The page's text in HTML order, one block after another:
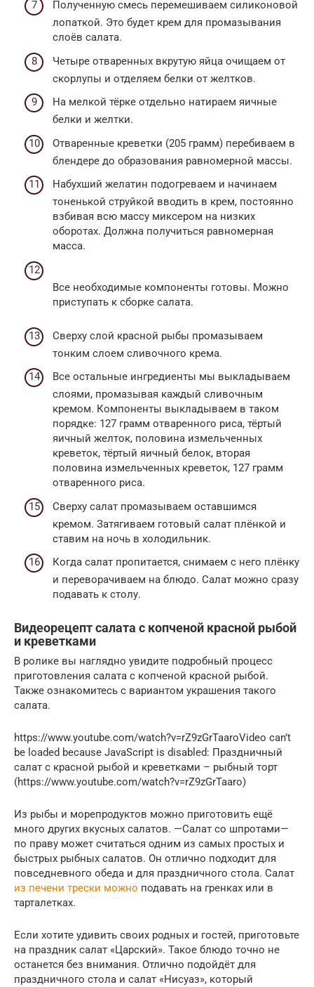
Полученную смесь перемешиваем силиконовой
лопаткой. Это будет крем для промазывания
слоёв салата.
Четыре отваренных вкрутую яйца очищаем от
скорлупы и отделяем белки от желтков.
На мелкой тёрке отдельно натираем яичные
белки и желтки.
Отваренные креветки (205 грамм) перебиваем в
блендере до образования равномерной массы.
Набухший желатин подогреваем и начинаем
тоненькой струйкой вводить в крем, постоянно
взбивая всю массу миксером на низких
оборотах. Должна получиться равномерная
масса.
Все необходимые компоненты готовы. Можно
приступать к сборке салата.
Сверху слой красной рыбы промазываем
тонким слоем сливочного крема.
Все остальные ингредиенты мы выкладываем
слоями, промазывая каждый сливочным
кремом. Компоненты выкладываем в таком
порядке: 127 грамм отваренного риса, тёртый
яичный желток, половина измельченных
креветок, тёртый яичный белок, вторая
половина измельченных креветок, 127 грамм
отваренного риса.
Сверху салат промазываем оставшимся
кремом. Затягиваем готовый салат плёнкой и
ставим на ночь в холодильник.
Когда салат пропитается, снимаем с него плёнку
и переворачиваем на блюдо. Салат можно сразу
подавать к столу.
Видеорецепт салата с копченой красной рыбой
и креветками
В ролике вы наглядно увидите подробный процесс
приготовления салата с копченой красной рыбой.
Также ознакомитесь с вариантом украшения такого
салата.
https://www.youtube.com/watch?v=rZ9zGrTaaroVideo can’t
be loaded because JavaScript is disabled: Праздничный
салат с красной рыбой и креветками – рыбный торт
(https://www.youtube.com/watch?v=rZ9zGrTaaro)
Из рыбы и морепродуктов можно приготовить ещё
много других вкусных салатов. —Салат со шпротами—
по праву может считаться одним из самых простых и
быстрых рыбных салатов. Он отлично подходит для
повседневного обеда и для праздничного стола. Салат
из печени трески можно подавать на гренках или в
тарталетках.
Если хотите удивить своих родных и гостей, приготовьте
на праздник салат «Царский». Такое блюдо точно не
останется без внимания. Отлично подойдёт для
праздничного стола и салат «Нисуаз», который